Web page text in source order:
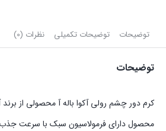
توضیحات توضیحات تکمیلی نظرات (0)
توضیحات
کرم دور چشم رولی آکوا باله آ محصولی از برند
محصول دارای فرمولاسیون سبک با سرعت جذب